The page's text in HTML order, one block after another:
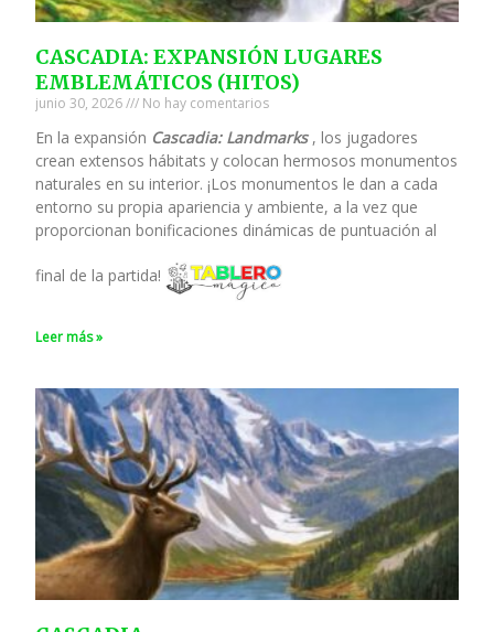
CASCADIA: EXPANSIÓN LUGARES
EMBLEMÁTICOS (HITOS)
junio 30, 2026 No hay comentarios
En la expansión Cascadia: Landmarks, los jugadores
crean extensos hábitats y colocan hermosos monumentos
naturales en su interior. ¡Los monumentos le dan a cada
entorno su propia apariencia y ambiente, a la vez que
proporcionan bonificaciones dinámicas de puntuación al
final de la partida!
Leer más »